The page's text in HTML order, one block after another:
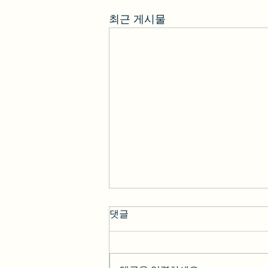
최근 게시물
댓글